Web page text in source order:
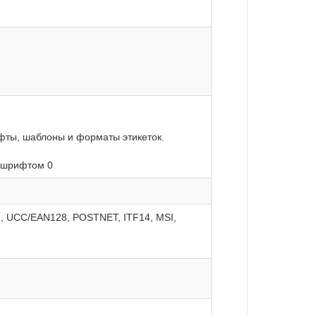
шаблоны и форматы этикеток.
шрифтом 0
EAN128, POSTNET, ITF14, MSI,